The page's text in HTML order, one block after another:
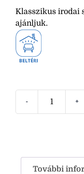
Klasszikus irodai
ajánljuk.
- +
További